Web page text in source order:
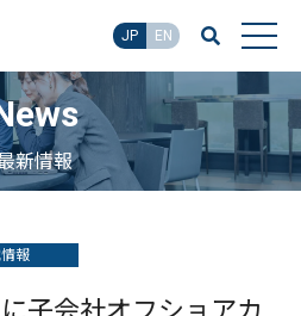
JP EN
新情報
報